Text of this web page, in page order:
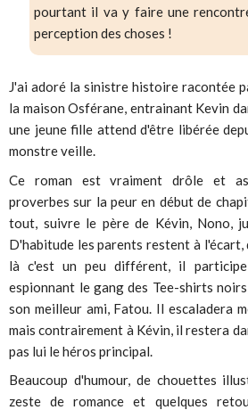
pourtant il va y faire une
perception des choses !
J'ai adoré la sinistre histoire racontée
la maison Osférane, entrainant Kevin
une jeune fille attend d'être libérée
monstre veille.
Ce roman est vraiment drôle et
proverbes sur la peur en début de
tout, suivre le père de Kévin, Nono,
D'habitude les parents restent à l'écart,
là c'est un peu différent, il
espionnant le gang des Tee-shirts
son meilleur ami, Fatou. Il escaladera
mais contrairement à Kévin, il restera
pas lui le héros principal.
Beaucoup d'humour, de chouettes
zeste de romance et quelques